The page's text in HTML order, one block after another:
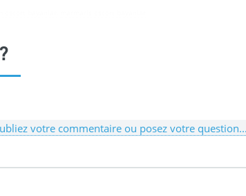
votre commentaire ou posez votre question...